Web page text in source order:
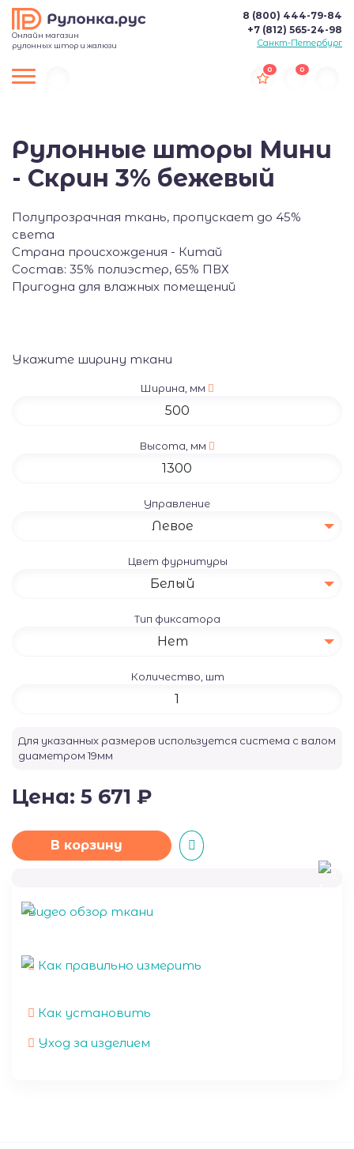
Онлайн магазин
рулонных штор и жалюзи
8 (800) 444-79-84
+7 (812) 565-24-98
Санкт-Петербург
0 0
Рулонные шторы Мини
- Скрин 3% бежевый
Полупрозрачная ткань, пропускает до 45%
света
Страна происхождения - Китай
Состав: 35% полиэстер, 65% ПВХ
Пригодна для влажных помещений
Укажите ширину ткани
Ширина, мм
Высота, мм
Управление
Левое
Цвет фурнитуры
Белый
Тип фиксатора
Нет
Количество, шт
Для указанных размеров используется система с валом
диаметром 19мм
Цена: 5 671 ₽
В корзину
50
Видео обзор ткани
Как правильно измерить
Как установить
Уход за изделием